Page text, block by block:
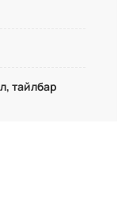
тайлбар